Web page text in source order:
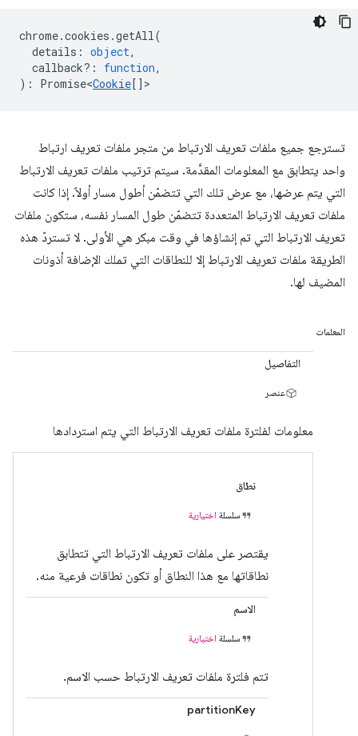
chrome.cookies .getAll(
details : object,
callback? : function,
) : Promise<Cookie[] >
تسترجع جميع ملفات تعريف الارتباط من متجر ملفات تعريف ارتباط
واحد يتطابق مع المعلومات المقدَّمة. سيتم ترتيب ملفات تعريف الارتباط
التي يتم عرضها، مع عرض تلك التي تتضمّن أطول مسار أولاً. إذا كانت
ملفات تعريف الارتباط المتعددة تتضمّن طول المسار نفسه، ستكون ملفات
تعريف الارتباط التي تم إنشاؤها في وقت مبكر هي الأولى. لا تستردّ هذه
الطريقة ملفات تعريف الارتباط إلا للنطاقات التي تملك الإضافة أذونات
المضيف لها.
المعلمات
التفاصيل
عنصر
معلومات لفلترة ملفات تعريف الارتباط التي يتم استردادها
نطاق
سلسلة اختيارية
يقتصر على ملفات تعريف الارتباط التي تتطابق
نطاقاتها مع هذا النطاق أو تكون نطاقات فرعية منه.
الاسم
سلسلة اختيارية
تتم فلترة ملفات تعريف الارتباط حسب الاسم.
partitionKey